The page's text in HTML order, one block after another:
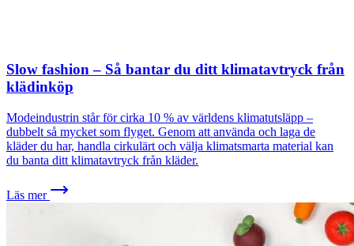
Slow fashion – Så bantar du ditt klimatavtryck från
klädinköp
Modeindustrin står för cirka 10 % av världens klimatutsläpp –
dubbelt så mycket som flyget. Genom att använda och laga de
kläder du har, handla cirkulärt och välja klimatsmarta material kan
du banta ditt klimatavtryck från kläder.
Läs mer